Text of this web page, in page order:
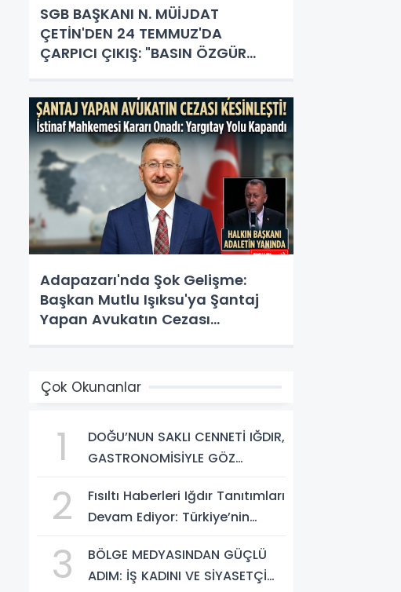
SGB BAŞKANI N. MÜİJDAT
ÇETİN'DEN 24 TEMMUZ'DA
ÇARPICI ÇIKIŞ: "BASIN ÖZGÜR
Adapazarı'nda Şok Gelişme:
Başkan Mutlu Işıksu'ya Şantaj
Yapan Avukatın Cezası
Çok Okunanlar
1
DOĞU’NUN SAKLI CENNETİ IĞDIR,
GASTRONOMİSİYLE GÖZ
ANADOLU KÜLTÜRÜNÜN
BULUŞMA NOKTASI
2
Fısıltı Haberleri Iğdır Tanıtımları
Devam Ediyor: Türkiye’nin
Cennetleri Keşfedilmeyi
Bekliyor
3
BÖLGE MEDYASINDAN GÜÇLÜ
ADIM: İŞ KADINI VE SİYASETÇİ